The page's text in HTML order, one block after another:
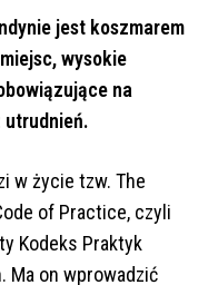
jest koszmarem
wysokie
na
w życie tzw. The
of Practice, czyli
Kodeks Praktyk
Ma on wprowadzić